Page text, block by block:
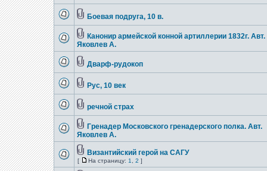
Боевая подруга, 10 в.
Канонир армейской конной артиллерии 1832г. Авт.
Яковлев А.
Дварф-рудокоп
Рус, 10 век
речной страх
Гренадер Московского гренадерского полка. Авт.
Яковлев А.
Византийский герой на САГУ
[ На страницу: 1 2 ]